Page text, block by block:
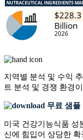
지역별 분석 및 수익
트 분석 및 경쟁 환경
무료 샘플
미국 건강기능식품 성
신에 힘입어 상당한